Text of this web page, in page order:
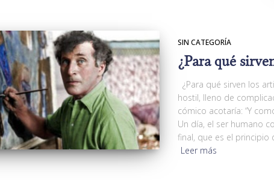
SIN CATEGORÍA
¿Para qué
¿Para qué sirven los
hostil, lleno de
cómico acotaría: “Y
Un día, el ser humano
final, que es el principio
Leer más